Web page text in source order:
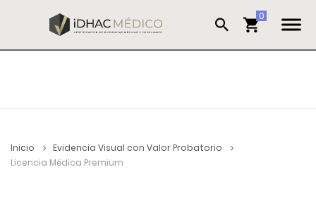
Inicio
Evidencia Visual con Valor Probatorio
Licencia Médica Premium